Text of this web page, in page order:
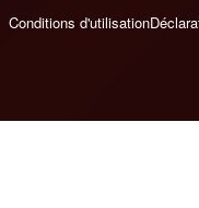
Conditions d'utilisation